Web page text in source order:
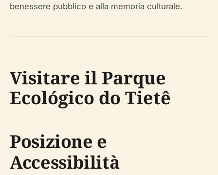
benessere pubblico e alla memoria culturale.
Visitare il Parque
Ecológico do Tietê
Posizione e
Accessibilità